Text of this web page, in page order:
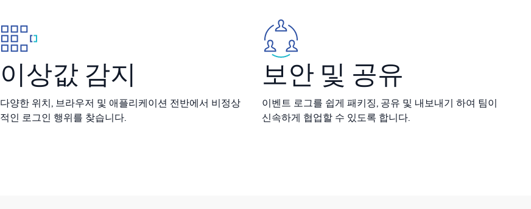
이상값 감지
다양한 위치, 브라우저 및 애플리케이션 전반에서 비정상
적인 로그인 행위를 찾습니다.
보안 및 공유
이벤트 로그를 쉽게 패키징, 공유 및 내보내기 하여 팀이
신속하게 협업할 수 있도록 합니다.